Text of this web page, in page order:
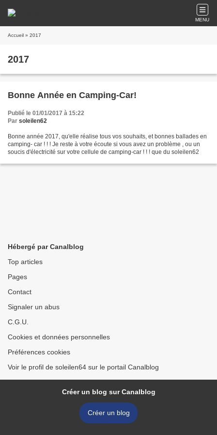
MENU
Accueil » 2017
2017
Bonne Année en Camping-Car!
Publié le 01/01/2017 à 15:22
Par soleilen62
Bonne année 2017, qu'elle réalise tous vos souhaits, et bonnes ballades en
camping- car ! ! ! Je reste à votre écoute si vous avez un problème , ou un
soucis d'électricité sur votre cellule de camping-car ! ! ! que du soleilen62
Hébergé par Canalblog
Top articles
Pages
Contact
Signaler un abus
C.G.U.
Cookies et données personnelles
Préférences cookies
Voir le profil de soleilen64 sur le portail Canalblog
Créer un blog sur Canalblog
Créer un blog